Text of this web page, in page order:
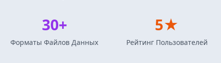
30+
Форматы Файлов Данных
5★
Рейтинг Пользователей